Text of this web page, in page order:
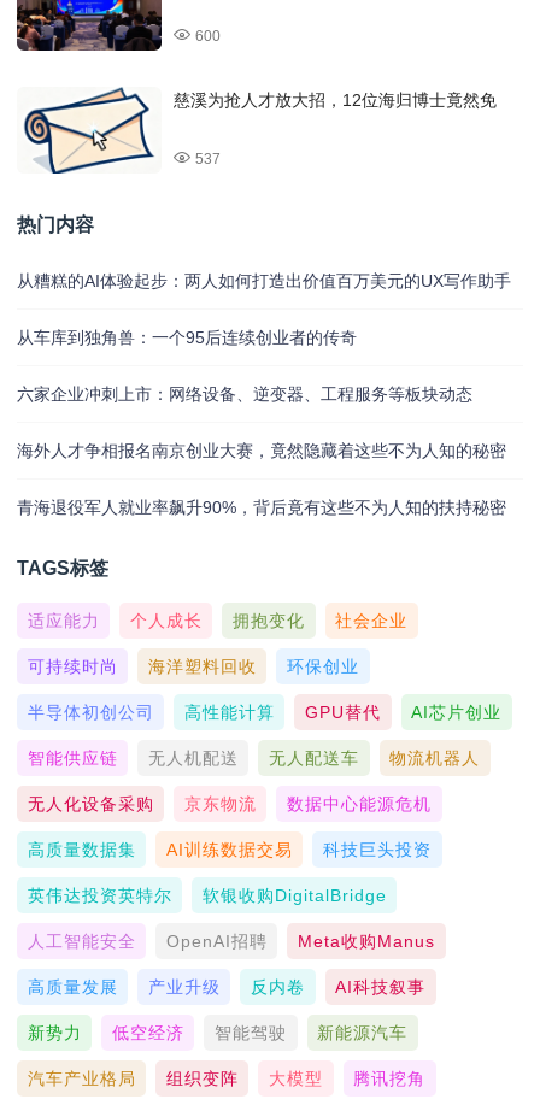
600
慈溪为抢人才放大招，12位海归博士竟然免
537
热门内容
从糟糕的AI体验起步：两人如何打造出价值百万美元的UX写作助手
从车库到独角兽：一个95后连续创业者的传奇
六家企业冲刺上市：网络设备、逆变器、工程服务等板块动态
海外人才争相报名南京创业大赛，竟然隐藏着这些不为人知的秘密
青海退役军人就业率飙升90%，背后竟有这些不为人知的扶持秘密
TAGS标签
适应能力 个人成长 拥抱变化 社会企业
可持续时尚 海洋塑料回收 环保创业
半导体初创公司 高性能计算 GPU替代 AI芯片创业
智能供应链 无人机配送 无人配送车 物流机器人
无人化设备采购 京东物流 数据中心能源危机
高质量数据集 AI训练数据交易 科技巨头投资
英伟达投资英特尔 软银收购DigitalBridge
人工智能安全 OpenAI招聘 Meta收购Manus
高质量发展 产业升级 反内卷 AI科技叙事
新势力 低空经济 智能驾驶 新能源汽车
汽车产业格局 组织变阵 大模型 腾讯挖角